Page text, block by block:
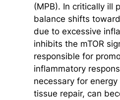
(MPB). In critically ill
balance shifts
due to excessive
inhibits the mTOR
responsible for
inflammatory
necessary for
tissue repair, can